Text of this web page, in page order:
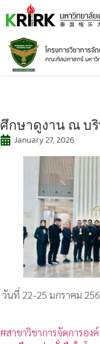
ศึกษาดูงาน ณ บ
January 27, 2026
วันที่ 22-25 มกราคม
#สาขาวิชาการจัดการอง